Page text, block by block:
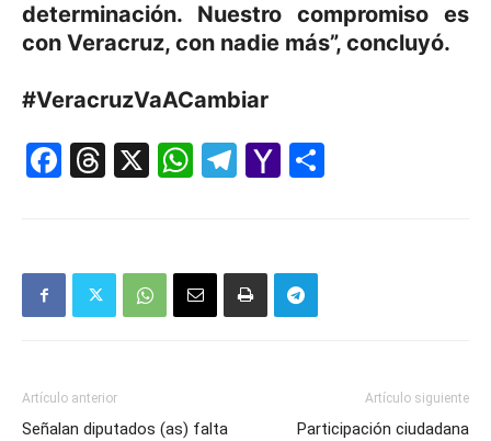
determinación. Nuestro compromiso es
con Veracruz, con nadie más”, concluyó.
#VeracruzVaACambiar
Facebook
Threads
X WhatsApp
Telegram
Yahoo
Artículo anterior
Señalan diputados (as) falta
Artículo siguiente
Participación ciudadana